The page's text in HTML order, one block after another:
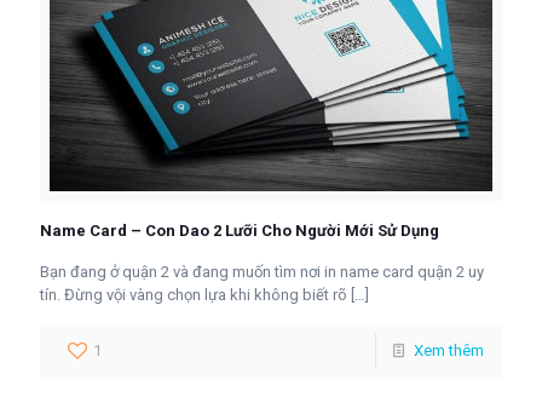
Name Card – Con Dao 2 Lưỡi Cho Người Mới Sử Dụng
Bạn đang ở quận 2 và đang muốn tìm nơi in name card quận 2 uy
tín. Đừng vội vàng chọn lựa khi không biết rõ […]
1 Xem thêm